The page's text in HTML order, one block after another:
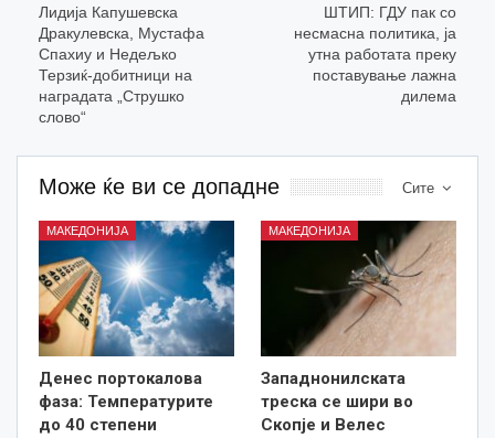
Лидија Капушевска
Дракулевска, Мустафа
Спахиу и Недељко
Терзиќ-добитници на
наградата „Струшко
слово“
ШТИП: ГДУ пак со
несмасна политика, ја
утна работата преку
поставување лажна
дилема
Сите
Може ќе ви се допадне
МАКЕДОНИЈА
Денес портокалова
фаза: Температурите
до 40 степени
МАКЕДОНИЈА
Западнонилската
треска се шири во
Скопје и Велес